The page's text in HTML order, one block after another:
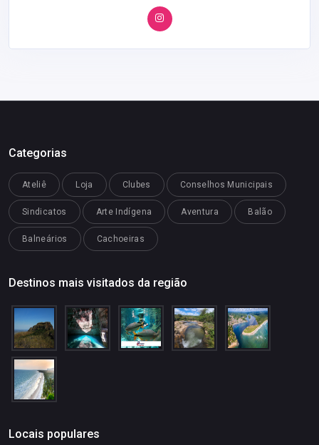
Categorias
Ateliê Loja Clubes Conselhos Municipais
Sindicatos Arte Indígena Aventura Balão
Balneários Cachoeiras
Destinos mais visitados da região
Locais populares